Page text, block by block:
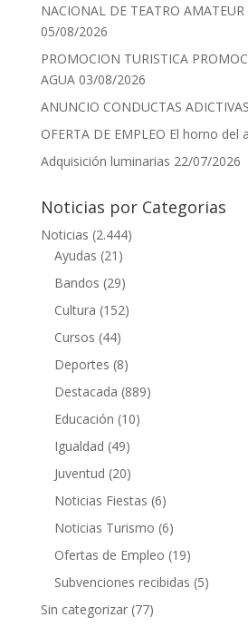
NACIONAL DE TEATRO
05/08/2026
PROMOCION TURISTICA
AGUA 03/08/2026
ANUNCIO CONDUCTAS ADICTIVAS
OFERTA DE EMPLEO El horno del
Adquisición luminarias 22/07/2026
Noticias por Categorias
Noticias (2.444)
Ayudas (21)
Bandos (29)
Cultura (152)
Cursos (44)
Deportes (8)
Destacada (889)
Educación (10)
Igualdad (49)
Juventud (20)
Noticias Fiestas (6)
Noticias Turismo (6)
Ofertas de Empleo (19)
Subvenciones recibidas (5)
Sin categorizar(77)